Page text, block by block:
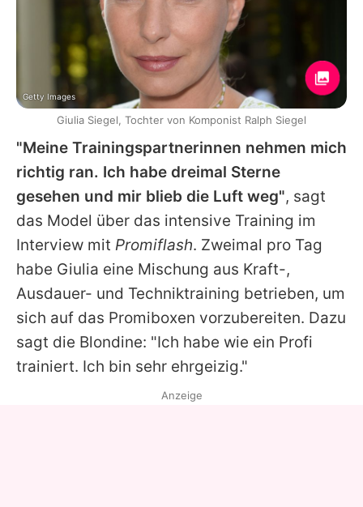
"Meine Trainingspartnerinnen nehmen mich
richtig ran. Ich habe dreimal Sterne
gesehen und mir blieb die Luft weg", sagt
das Model über das intensive Training im
Interview mit Promiflash. Zweimal pro Tag
habe Giulia eine Mischung aus Kraft-,
Ausdauer- und Techniktraining betrieben, um
sich auf das Promiboxen vorzubereiten. Dazu
sagt die Blondine: "Ich habe wie ein Profi
trainiert. Ich bin sehr ehrgeizig."
Getty Images
Giulia Siegel, Tochter von Komponist Ralph Siegel
Anzeige